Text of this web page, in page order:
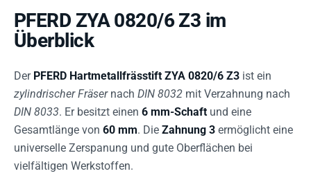
PFERD ZYA 0820/6 Z3 im
Überblick
Der PFERD Hartmetallfrässtift ZYA 0820/6 Z3 ist ein
zylindrischer Fräsernach DIN 8032 mit Verzahnung nach
DIN 8033. Er besitzt einen 6 mm-Schaft und eine
Gesamtlänge von 60 mm. Die Zahnung 3 ermöglicht eine
universelle Zerspanung und gute Oberflächen bei
vielfältigen Werkstoffen.